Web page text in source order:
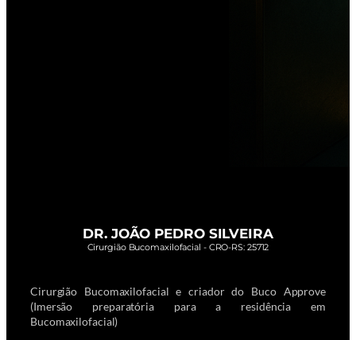
DR. JOÃO PEDRO SILVEIRA
Cirurgião Bucomaxilofacial - CRO-RS: 25712
Cirurgião Bucomaxilofacial e criador do Buco Approve
(Imersão preparatória para a residência em
Bucomaxilofacial)